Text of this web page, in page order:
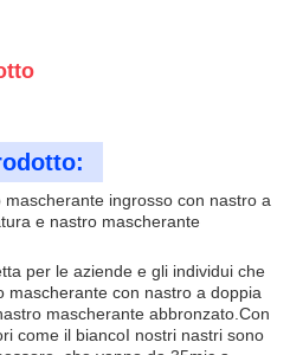
ingrosso con nastro a
e nastro mascherante
per le aziende e gli individui che
mascherante con nastro a doppia
mascherante abbronzato.Con
come il biancoI nostri nastri sono